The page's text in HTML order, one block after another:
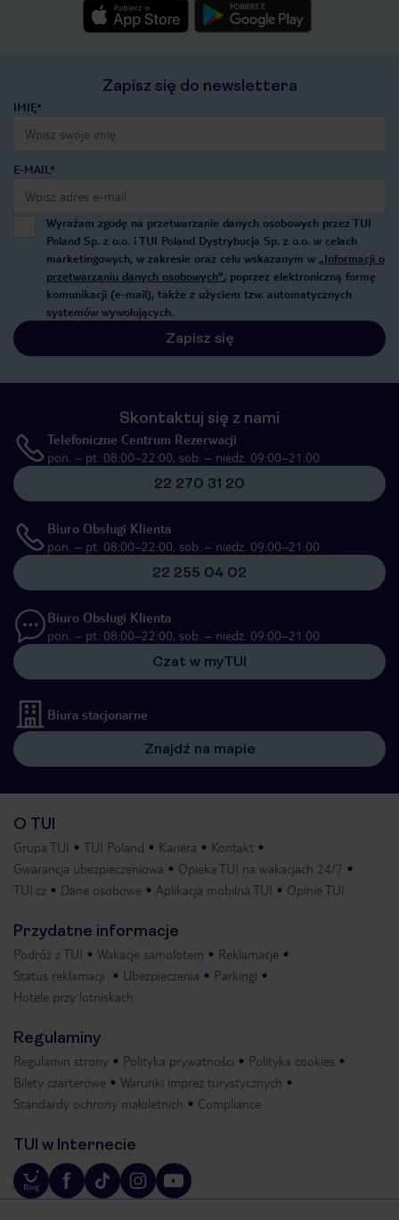
Zapisz się do newslettera
IMIĘ*
E-MAIL*
Wyrażam zgodę na przetwarzanie danych osobowych przez TUI
Poland Sp. z o.o. i TUI Poland Dystrybucja Sp. z o.o. w celach
marketingowych, w zakresie oraz celu wskazanym w „Informacji o
przetwarzaniu danych osobowych”, poprzez elektroniczną formę
komunikacji (e-mail), także z użyciem tzw. automatycznych
systemów wywołujących.
Zapisz się
Skontaktuj się z nami
Telefoniczne Centrum Rezerwacji
pon. – pt. 08:00–22:00, sob. – niedz. 09:00–21:00
22 270 31 20
Biuro Obsługi Klienta
pon. – pt. 08:00–22:00, sob. – niedz. 09:00–21:00
22 255 04 02
Biuro Obsługi Klienta
pon. – pt. 08:00–22:00, sob. – niedz. 09:00–21:00
Czat w myTUI
Biura stacjonarne
Znajdź na mapie
O TUI
Grupa TUI TUI Poland Kariera
Kontakt
Gwarancja ubezpieczeniowa
Opieka TUI na wakacjach 24/7
TUI.cz
Dane osobowe Aplikacja mobilna TUI Opinie TUI
Przydatne informacje
Podróż z TUI Wakacje samolotem
Reklamacje
Status reklamacji
Ubezpieczenia
Parkingi
Hotele przy lotniskach
Regulaminy
Regulamin strony Polityka prywatności
Polityka cookies
Bilety czarterowe
Warunki imprez turystycznych
Standardy ochrony małoletnich
Compliance
TUI w Internecie